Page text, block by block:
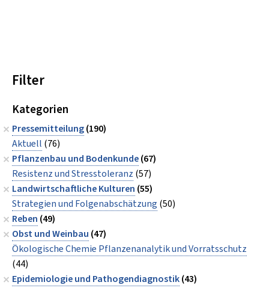
Filter
Kategorien
Pressemitteilung(190)
Aktuell (76)
Pflanzenbau und Bodenkunde(67)
Resistenz und Stresstoleranz (57)
Landwirtschaftliche Kulturen (55)
Strategien und Folgenabschätzung (50)
Reben (49)
Obst und Weinbau (47)
Ökologische Chemie Pflanzenanalytik und Vorratsschutz
(44)
Epidemiologie und Pathogendiagnostik(43)